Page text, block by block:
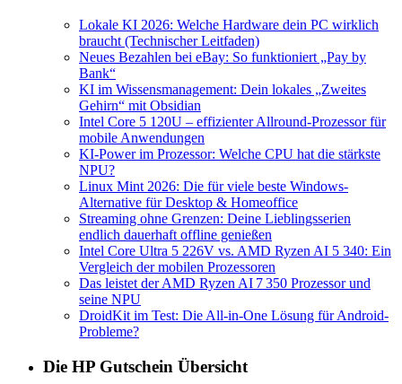
Lokale KI 2026: Welche Hardware dein PC wirklich
braucht (Technischer Leitfaden)
Neues Bezahlen bei eBay: So funktioniert „Pay by
Bank“
KI im Wissensmanagement: Dein lokales „Zweites
Gehirn“ mit Obsidian
Intel Core 5 120U – effizienter Allround-Prozessor für
mobile Anwendungen
KI-Power im Prozessor: Welche CPU hat die stärkste
NPU?
Linux Mint 2026: Die für viele beste Windows-
Alternative für Desktop & Homeoffice
Streaming ohne Grenzen: Deine Lieblingsserien
endlich dauerhaft offline genießen
Intel Core Ultra 5 226V vs. AMD Ryzen AI 5 340: Ein
Vergleich der mobilen Prozessoren
Das leistet der AMD Ryzen AI 7 350 Prozessor und
seine NPU
DroidKit im Test: Die All-in-One Lösung für Android-
Probleme?
Die HP Gutschein Übersicht